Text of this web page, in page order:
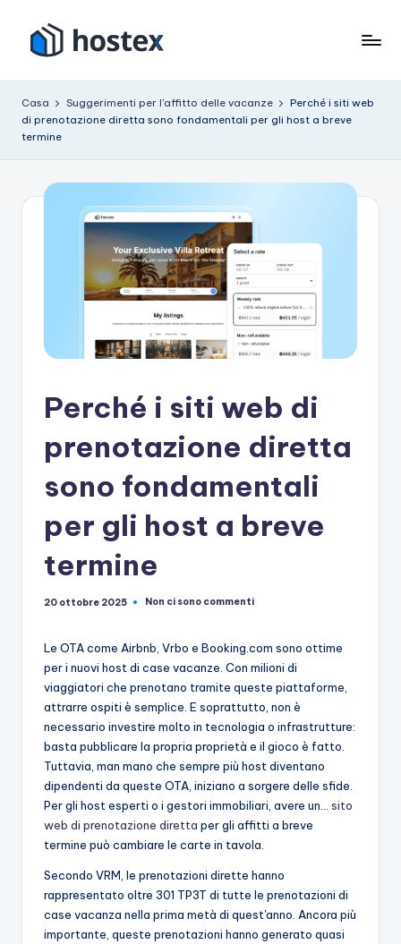
contenuto
s
p
it
e
tuo
affitto
vacanze
automatico
Casa Suggerimenti per l'affitto delle vacanze
Perché i siti web
di prenotazione diretta sono fondamentali per gli host a breve
termine
Perché i siti web di
prenotazione diretta
sono fondamentali
per gli host a breve
termine
20 ottobre 2025 Non ci sono commenti
Le OTA come Airbnb, Vrbo e Booking.com sono ottime
per i nuovi host di case vacanze. Con milioni di
viaggiatori che prenotano tramite queste piattaforme,
attrarre ospiti è semplice. E soprattutto, non è
necessario investire molto in tecnologia o infrastrutture:
basta pubblicare la propria proprietà e il gioco è fatto.
Tuttavia, man mano che sempre più host diventano
dipendenti da queste OTA, iniziano a sorgere delle sfide.
Per gli host esperti o i gestori immobiliari, avere un... sito
web di prenotazione diretta per gli affitti a breve
termine può cambiare le carte in tavola.
Secondo VRM, le prenotazioni dirette hanno
rappresentato oltre 301 TP3T di tutte le prenotazioni di
case vacanza nella prima metà di quest'anno. Ancora più
importante, queste prenotazioni hanno generato quasi